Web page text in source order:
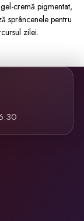
cremă pigmentat,
sprâncenele pentru
zilei.